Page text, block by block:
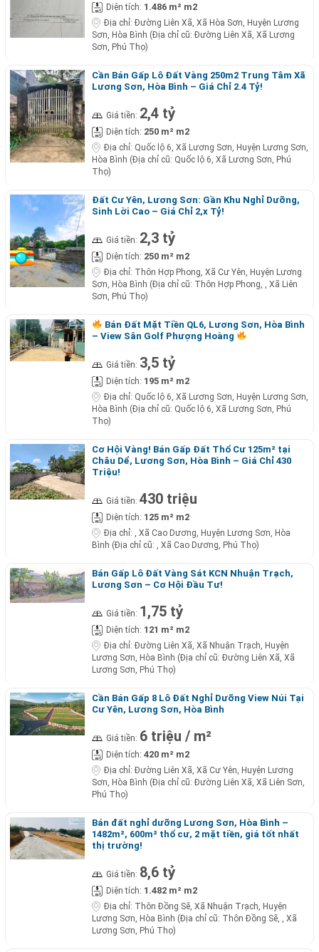
Diện tích: 1.486 m² m2
Địa chỉ: Đường Liên Xã, Xã Hòa Sơn, Huyện Lương
Sơn, Hòa Bình (Địa chỉ cũ: Đường Liên Xã, Xã Lương
Sơn, Phú Thọ)
Cần Bán Gấp Lô Đất Vàng 250m2 Trung Tâm Xã
Lương Sơn, Hòa Bình – Giá Chỉ 2.4 Tỷ!
Giá tiền: 2,4 tỷ
Diện tích: 250 m² m2
Địa chỉ: Quốc lộ 6, Xã Lương Sơn, Huyện Lương Sơn,
Hòa Bình (Địa chỉ cũ: Quốc lộ 6, Xã Lương Sơn, Phú
Thọ)
Đất Cư Yên, Lương Sơn: Gần Khu Nghỉ Dưỡng,
Sinh Lời Cao – Giá Chỉ 2,x Tỷ!
Giá tiền: 2,3 tỷ
Diện tích: 250 m² m2
Địa chỉ: Thôn Hợp Phong, Xã Cư Yên, Huyện Lương
Sơn, Hòa Bình (Địa chỉ cũ: Thôn Hợp Phong, , Xã Liên
Sơn, Phú Thọ)
Bán Đất Mặt Tiền QL6, Lương Sơn, Hòa Bình
– View Sân Golf Phượng Hoàng
Giá tiền: 3,5 tỷ
Diện tích: 195 m² m2
Địa chỉ: Quốc lộ 6, Xã Lương Sơn, Huyện Lương Sơn,
Hòa Bình (Địa chỉ cũ: Quốc lộ 6, Xã Lương Sơn, Phú
Thọ)
Cơ Hội Vàng! Bán Gấp Đất Thổ Cư 125m² tại
Châu Dể, Lương Sơn, Hòa Bình – Giá Chỉ 430
Triệu!
Giá tiền: 430 triệu
Diện tích: 125 m² m2
Địa chỉ:
, Xã Cao Dương, Huyện Lương Sơn, Hòa
Bình (Địa chỉ cũ: , Xã Cao Dương, Phú Thọ)
Bán Gấp Lô Đất Vàng Sát KCN Nhuận Trạch,
Lương Sơn – Cơ Hội Đầu Tư!
Giá tiền: 1,75 tỷ
Diện tích: 121 m² m2
Địa chỉ: Đường Liên Xã, Xã Nhuận Trạch, Huyện
Lương Sơn, Hòa Bình (Địa chỉ cũ: Đường Liên Xã, Xã
Lương Sơn, Phú Thọ)
Cần Bán Gấp 8 Lô Đất Nghỉ Dưỡng View Núi Tại
Cư Yên, Lương Sơn, Hòa Bình
Giá tiền: 6 triệu / m²
Diện tích: 420 m² m2
Địa chỉ: Đường Liên Xã, Xã Cư Yên, Huyện Lương
Sơn, Hòa Bình (Địa chỉ cũ: Đường Liên Xã, Xã Liên Sơn,
Phú Thọ)
Bán đất nghỉ dưỡng Lương Sơn, Hòa Bình –
1482m², 600m² thổ cư, 2 mặt tiền, giá tốt nhất
thị trường!
Giá tiền: 8,6 tỷ
Diện tích: 1.482 m² m2
Địa chỉ: Thôn Đồng Sẽ, Xã Nhuận Trạch, Huyện
Lương Sơn, Hòa Bình (Địa chỉ cũ: Thôn Đồng Sẽ, , Xã
Lương Sơn, Phú Thọ)